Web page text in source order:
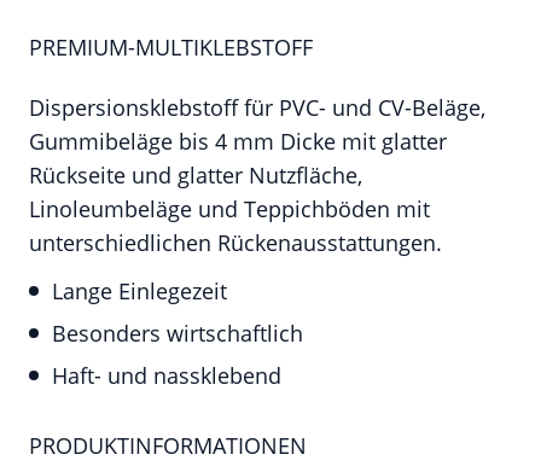
PREMIUM-MULTIKLEBSTOFF
Dispersionsklebstoff für PVC- und CV-Beläge,
Gummibeläge bis 4 mm Dicke mit glatter
Rückseite und glatter Nutzfläche,
Linoleumbeläge und Teppichböden mit
unterschiedlichen Rückenausstattungen.
Lange Einlegezeit
Besonders wirtschaftlich
Haft- und nassklebend
PRODUKTINFORMATIONEN